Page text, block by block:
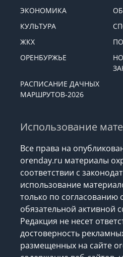
ЭКОНОМИКА
КУЛЬТУРА
ЖКХ
ОРЕНБУРЖЬЕ
РАСПИСАНИЕ ДАЧНЫХ
МАРШРУТОВ-2026
Использование
Все права на
orenday.ru материалы
соответствии с
использование
только по согласованию
обязательной активной
Редакция не несет
достоверность
размещенных на сайте